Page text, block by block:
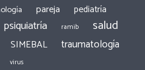
pareja pediatría
psiquiatría ramib salud
SIMEBAL traumatología
virus